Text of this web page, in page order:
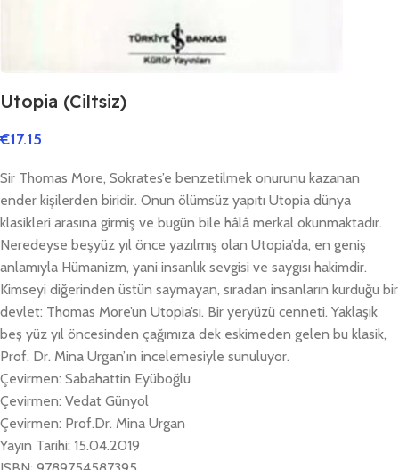
Utopia (Ciltsiz)
€17.15
Sir Thomas More, Sokrates’e benzetilmek onurunu kazanan
ender kişilerden biridir. Onun ölümsüz yapıtı Utopia dünya
klasikleri arasına girmiş ve bugün bile hâlâ merkal okunmaktadır.
Neredeyse beşyüz yıl önce yazılmış olan Utopia’da, en geniş
anlamıyla Hümanizm, yani insanlık sevgisi ve saygısı hakimdir.
Kimseyi diğerinden üstün saymayan, sıradan insanların kurduğu bir
devlet: Thomas More’un Utopia’sı. Bir yeryüzü cenneti. Yaklaşık
beş yüz yıl öncesinden çağımıza dek eskimeden gelen bu klasik,
Prof. Dr. Mina Urgan’ın incelemesiyle sunuluyor.
Çevirmen: Sabahattin Eyüboğlu
Çevirmen: Vedat Günyol
Çevirmen: Prof.Dr. Mina Urgan
Yayın Tarihi: 15.04.2019